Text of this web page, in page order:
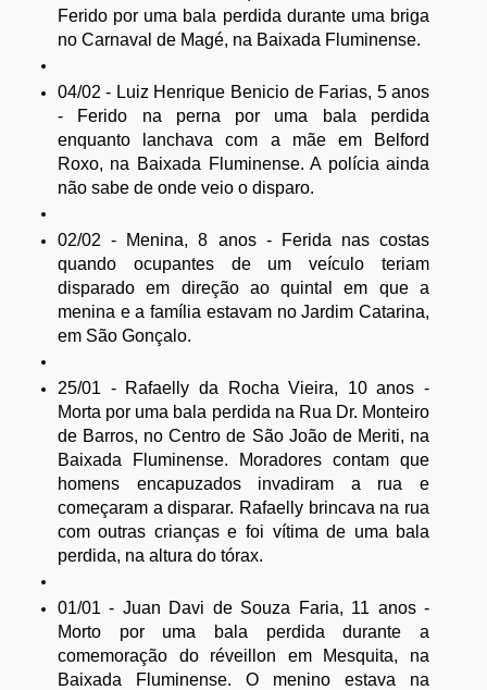
Ferido por uma bala perdida durante uma briga
no Carnaval de Magé, na Baixada Fluminense.
04/02 - Luiz Henrique Benicio de Farias, 5 anos
- Ferido na perna por uma bala perdida
enquanto lanchava com a mãe em Belford
Roxo, na Baixada Fluminense. A polícia ainda
não sabe de onde veio o disparo.
02/02 - Menina, 8 anos - Ferida nas costas
quando ocupantes de um veículo teriam
disparado em direção ao quintal em que a
menina e a família estavam no Jardim Catarina,
em São Gonçalo.
25/01 - Rafaelly da Rocha Vieira, 10 anos -
Morta por uma bala perdida na Rua Dr. Monteiro
de Barros, no Centro de São João de Meriti, na
Baixada Fluminense. Moradores contam que
homens encapuzados invadiram a rua e
começaram a disparar. Rafaelly brincava na rua
com outras crianças e foi vítima de uma bala
perdida, na altura do tórax.
01/01 - Juan Davi de Souza Faria, 11 anos -
Morto por uma bala perdida durante a
comemoração do réveillon em Mesquita, na
Baixada Fluminense. O menino estava na